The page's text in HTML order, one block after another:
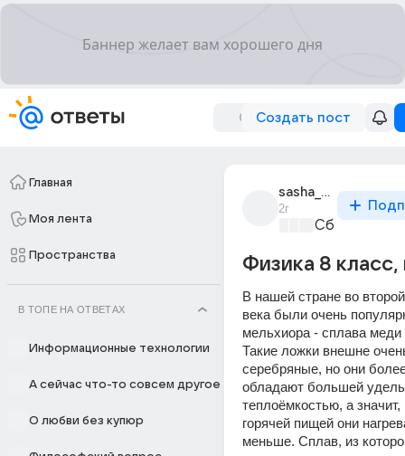
Создать пост
Главная
Моя лента
Пространства
В ТОПЕ НА ОТВЕТАХ
Информационные технологии
А сейчас что-то совсем другое
О любви без купюр
sasha_novikov_2433
2г
Сборная
Физика 8 класс,
В нашей стране во
века были очень
мельхиора - сплава меди
Такие ложки внешне
серебряные, но они
обладают большей
теплоёмкостью, а значит,
горячей пищей они
меньше. Сплав, из